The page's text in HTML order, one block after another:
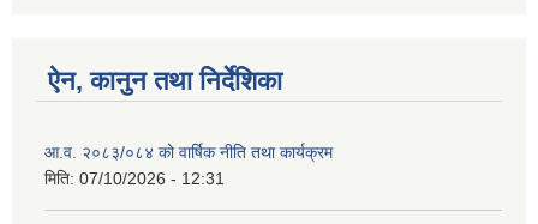
ऐन, कानुन तथा निर्देशिका
आ.व. २०८३/०८४ को वार्षिक नीति तथा कार्यक्रम
मिति: 07/10/2026 - 12:31